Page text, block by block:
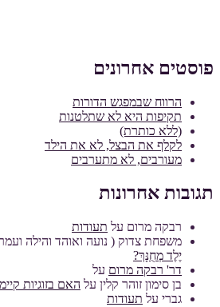
פוסטים אחרונים
הרווח שבמפגש הדורות
תקיפות היא לא שתלטנות
(ללא כותרת)
לקלף את הבצל, לא את הילד
מעורבים, לא מתערבים
תגובות אחרונות
רבקה מרום על תעודות
משפחת צדוק ( נועה ואוהד והילה
יֶלֶד מְחֻנָּךְ?
דר' רבקה מרום על
בן סימון זוהר קלין על האם בזוגיות
גברי על תעודות